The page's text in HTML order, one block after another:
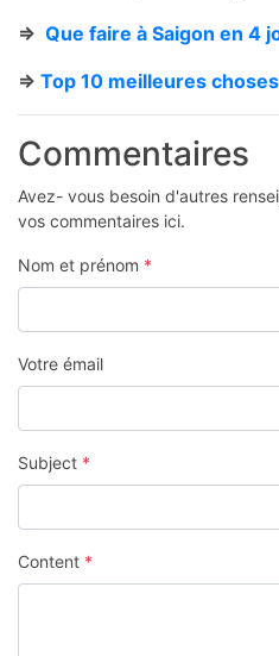
=> Que faire à Saigon en 4
=> Top 10 meilleures
Commentaires
Avez- vous besoin d'autres
vos commentaires ici.
Nom et prénom *
Votre émail
Subject *
Content *